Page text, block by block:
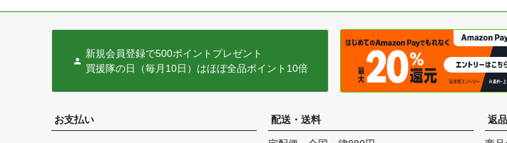
新規会員登録で500ポイントプレゼント
買援隊の日（毎月10日）はほぼ全品ポイント10倍
お支払い 配送・送料 返